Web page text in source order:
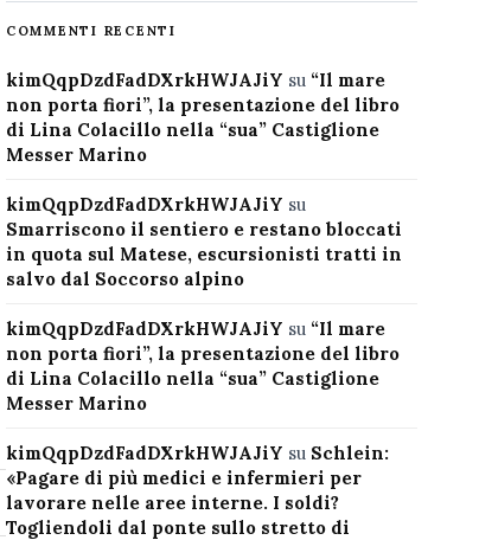
COMMENTI RECENTI
kimQqpDzdFadDXrkHWJAJiY su “Il mare
non porta fiori”, la presentazione del libro
di Lina Colacillo nella “sua” Castiglione
Messer Marino
kimQqpDzdFadDXrkHWJAJiY su
Smarriscono il sentiero e restano bloccati
in quota sul Matese, escursionisti tratti in
salvo dal Soccorso alpino
kimQqpDzdFadDXrkHWJAJiY su “Il mare
non porta fiori”, la presentazione del libro
di Lina Colacillo nella “sua” Castiglione
Messer Marino
kimQqpDzdFadDXrkHWJAJiY su Schlein:
«Pagare di più medici e infermieri per
lavorare nelle aree interne. I soldi?
Togliendoli dal ponte sullo stretto di